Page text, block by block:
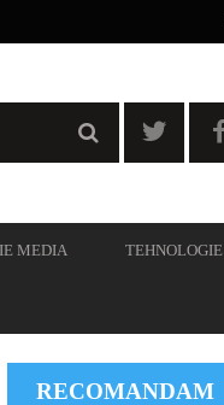
MEDIA TEHNOLOGIE
RECOMANDAM